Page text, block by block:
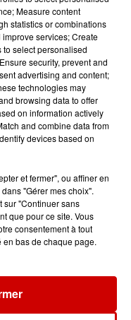
à La
de
Voir plus
Arthur 2026 !
Automobile au
Measure content
statistics or combinations
services; Create
select personalised
security, prevent and
advertising and content;
technologies may
browsing data to offer
on information actively
and combine data from
devices based on
et fermer", ou affiner en
"Gérer mes choix".
sur "Continuer sans
que pour ce site. Vous
consentement à tout
bas de chaque page.